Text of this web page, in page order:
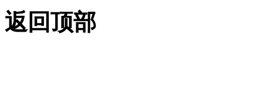
返回顶部